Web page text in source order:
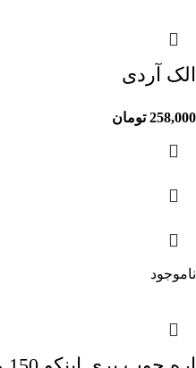
الک آردی
258,000 تومان
ناموجود